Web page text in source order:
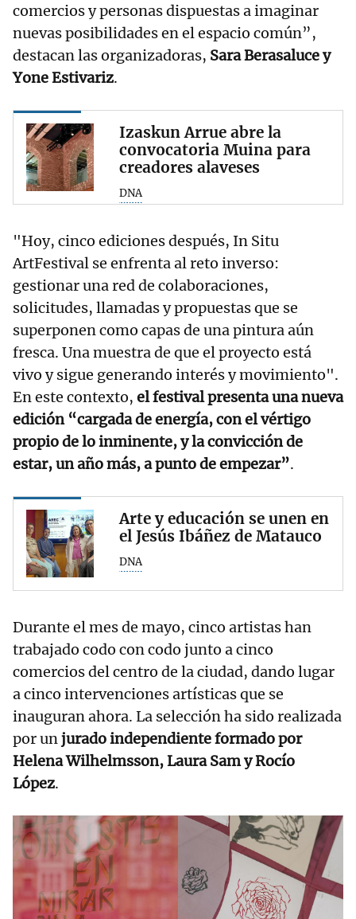
comercios y personas dispuestas a imaginar
nuevas posibilidades en el espacio común”,
destacan las organizadoras, Sara Berasaluce y
Yone Estivariz.
Izaskun Arrue abre la
convocatoria Muina para
creadores alaveses
DNA
"Hoy, cinco ediciones después, In Situ
ArtFestival se enfrenta al reto inverso:
gestionar una red de colaboraciones,
solicitudes, llamadas y propuestas que se
superponen como capas de una pintura aún
fresca. Una muestra de que el proyecto está
vivo y sigue generando interés y movimiento".
En este contexto, el festival presenta una nueva
edición “cargada de energía, con el vértigo
propio de lo inminente, y la convicción de
estar, un año más, a punto de empezar”.
Arte y educación se unen en
el Jesús Ibáñez de Matauco
DNA
Durante el mes de mayo, cinco artistas han
trabajado codo con codo junto a cinco
comercios del centro de la ciudad, dando lugar
a cinco intervenciones artísticas que se
inauguran ahora. La selección ha sido realizada
por un jurado independiente formado por
Helena Wilhelmsson, Laura Sam y Rocío
López.